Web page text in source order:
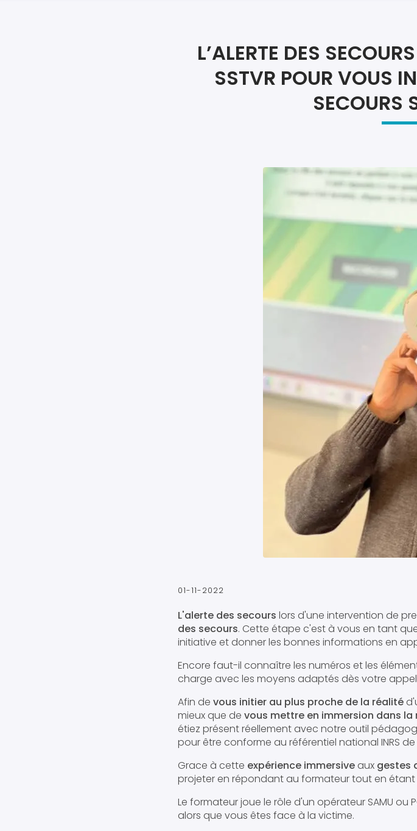
L’ALERTE DES
SSTVR POUR VOUS
SECOURS
01-11-2022
L'alerte des secours lors d'une intervention de
des secours. Cette étape c'est à vous en tant
initiative et donner les bonnes informations en
Encore faut-il connaître les numéros et les
charge avec les moyens adaptés dès votre
Afin de vous initier au plus proche de la réalité
mieux que de vous mettre en immersion dans la
étiez présent réellement avec notre outil
pour être conforme au référentiel national INRS
Grace à cette expérience immersiveaux gestes
projeter en répondant au formateur tout en
Le formateur joue le rôle d'un opérateur SAMU ou
alors que vous êtes face à la victime.